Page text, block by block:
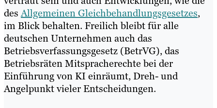
desAllgemeinen Gleichbehandlungsgesetzes,
im Blick behalten. Freilich bleibt für alle
deutschen Unternehmen auch das
Betriebsverfassungsgesetz (BetrVG), das
Betriebsräten Mitspracherechte bei der
Einführung von KI einräumt, Dreh- und
Angelpunkt vieler Entscheidungen.